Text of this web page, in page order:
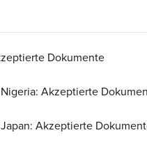
Dokumente
Akzeptierte
Akzeptierte